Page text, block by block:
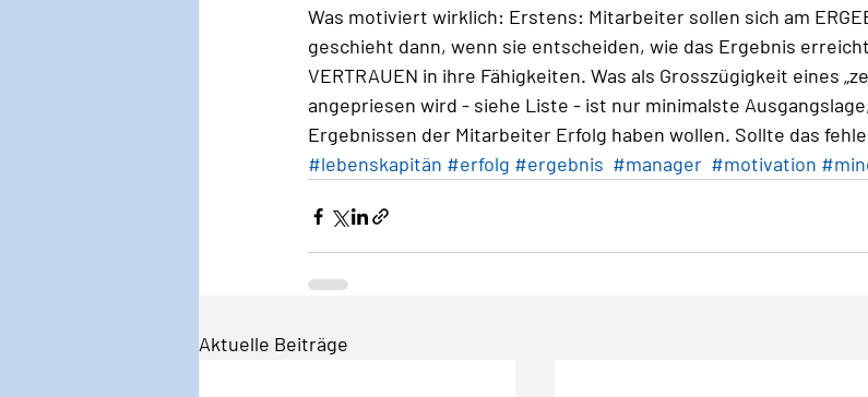
Was motiviert wirklich: Erstens: Mitarbeiter sollen sich am
geschieht dann, wenn sie entscheiden, wie das Ergebnis
VERTRAUEN in ihre Fähigkeiten. Was als Grosszügigkeit eines
angepriesen wird - siehe Liste - ist nur minimalste
Ergebnissen der Mitarbeiter Erfolg haben wollen. Sollte das
#lebenskapitän #erfolg #ergebnis #manager #motivation
Aktuelle Beiträge